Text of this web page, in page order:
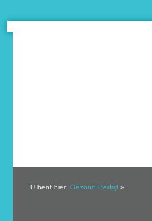
U bent hier: Gezond Bedrijf »